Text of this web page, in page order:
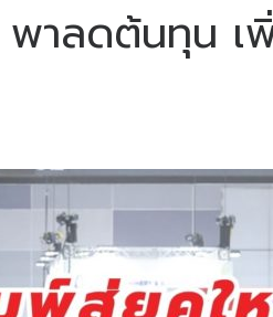
าลดต้นทุน เ